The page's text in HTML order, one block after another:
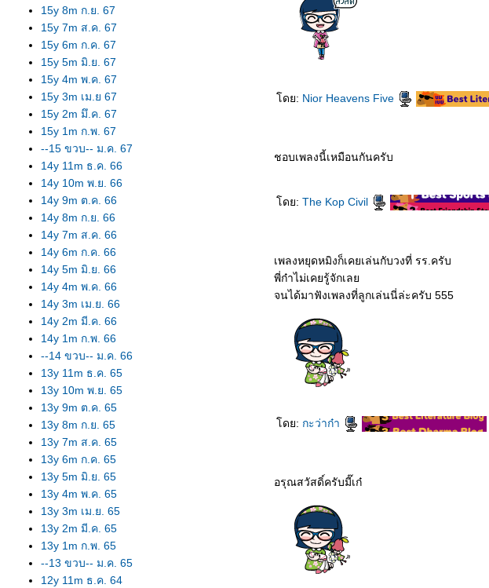
15y 8m ก.ย. 67
15y 7m ส.ค. 67
15y 6m ก.ค. 67
15y 5m มิ.ย. 67
15y 4m พ.ค. 67
15y 3m เม.ย 67
15y 2m มึ.ค. 67
15y 1m ก.พ. 67
--15 ขวบ-- ม.ค. 67
14y 11m ธ.ค. 66
14y 10m พ.ย. 66
14y 9m ต.ค. 66
14y 8m ก.ย. 66
14y 7m ส.ค. 66
14y 6m ก.ค. 66
14y 5m มิ.ย. 66
14y 4m พ.ค. 66
14y 3m เม.ย. 66
14y 2m มี.ค. 66
14y 1m ก.พ. 66
--14 ขวบ-- ม.ค. 66
13y 11m ธ.ค. 65
13y 10m พ.ย. 65
13y 9m ต.ค. 65
13y 8m ก.ย. 65
13y 7m ส.ค. 65
13y 6m ก.ค. 65
13y 5m มิ.ย. 65
13y 4m พ.ค. 65
13y 3m เม.ย. 65
13y 2m มี.ค. 65
13y 1m ก.พ. 65
--13 ขวบ-- ม.ค. 65
12y 11m ธ.ค. 64
ดย: Nior Heavens Five
ชอบเพลงนี้เหมือนกันครับ
ดย: The Kop Civil
เพลงหยุดหมิงก็เคยเล่นกับวงที่ รร.ครับ
พี่ก๋าไม่เคยรู้จักเล
จนได้มาฟังเพลงที่ลูกเล่นนี่ล่ะครับ 555
ดย: กะว่าก๋า
อรุณสวัสดิ์ครับมี๊เก๋